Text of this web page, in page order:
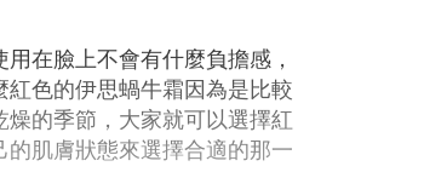
在臉上不會有什麼負擔感，
色的伊思蝸牛霜因為是比較
的季節，大家就可以選擇紅
肌膚狀態來選擇合適的那一